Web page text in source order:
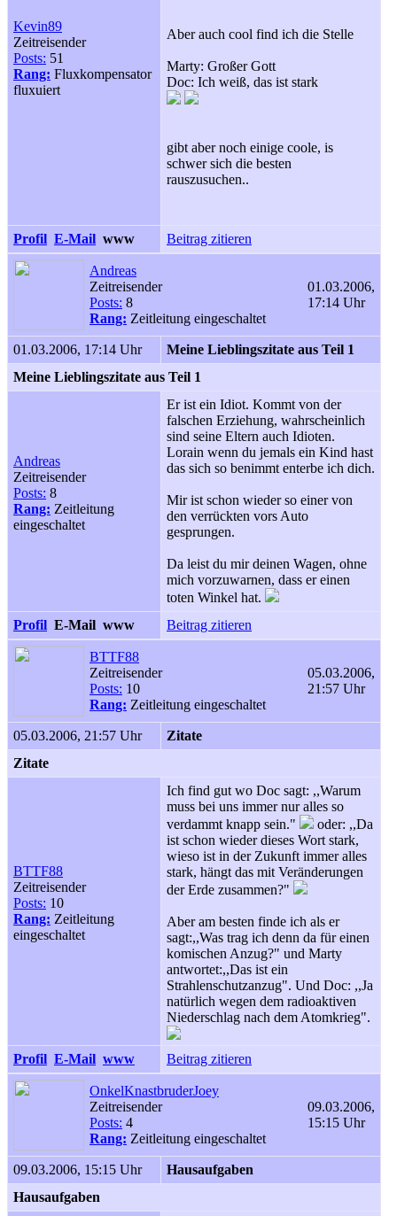
Kevin89
Zeitreisender
Posts: 51
Rang: Fluxkompensator
fluxuiert
Aber auch cool find ich die Stelle
Marty: Großer Gott
Doc: Ich weiß, das ist stark
gibt aber noch einige coole, is
schwer sich die besten
rauszusuchen..
Profil E-Mail www Beitrag zitieren
Andreas
Zeitreisender
Posts: 8
Rang: Zeitleitung eingeschaltet
01.03.2006,
17:14 Uhr
01.03.2006, 17:14 Uhr
Meine Lieblingszitate aus Teil 1
Meine Lieblingszitate aus Teil 1
Andreas
Zeitreisender
Posts: 8
Rang: Zeitleitung
eingeschaltet
Er ist ein Idiot. Kommt von der
falschen Erziehung, wahrscheinlich
sind seine Eltern auch Idioten.
Lorain wenn du jemals ein Kind hast
das sich so benimmt enterbe ich dich.
Mir ist schon wieder so einer von
den verrückten vors Auto
gesprungen.
Da leist du mir deinen Wagen, ohne
mich vorzuwarnen, dass er einen
toten Winkel hat.
Profil E-Mail www Beitrag zitieren
BTTF88
Zeitreisender
Posts: 10
Rang: Zeitleitung eingeschaltet
05.03.2006,
21:57 Uhr
05.03.2006, 21:57 Uhr
Zitate
Zitate
BTTF88
Zeitreisender
Posts: 10
Rang: Zeitleitung
eingeschaltet
Ich find gut wo Doc sagt: ,,Warum
muss bei uns immer nur alles so
verdammt knapp sein."
oder: ,,Da
ist schon wieder dieses Wort stark,
wieso ist in der Zukunft immer alles
stark, hängt das mit Veränderungen
der Erde zusammen?"
Aber am besten finde ich als er
sagt:,,Was trag ich denn da für einen
komischen Anzug?" und Marty
antwortet:,,Das ist ein
Strahlenschutzanzug". Und Doc: ,,Ja
natürlich wegen dem radioaktiven
Niederschlag nach dem Atomkrieg".
Profil E-Mail www Beitrag zitieren
OnkelKnastbruderJoey
Zeitreisender
Posts: 4
Rang: Zeitleitung eingeschaltet
09.03.2006,
15:15 Uhr
09.03.2006, 15:15 Uhr
Hausaufgaben
Hausaufgaben